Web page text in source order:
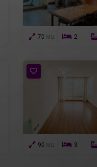
70 Mt2 2
90 Mt2 3